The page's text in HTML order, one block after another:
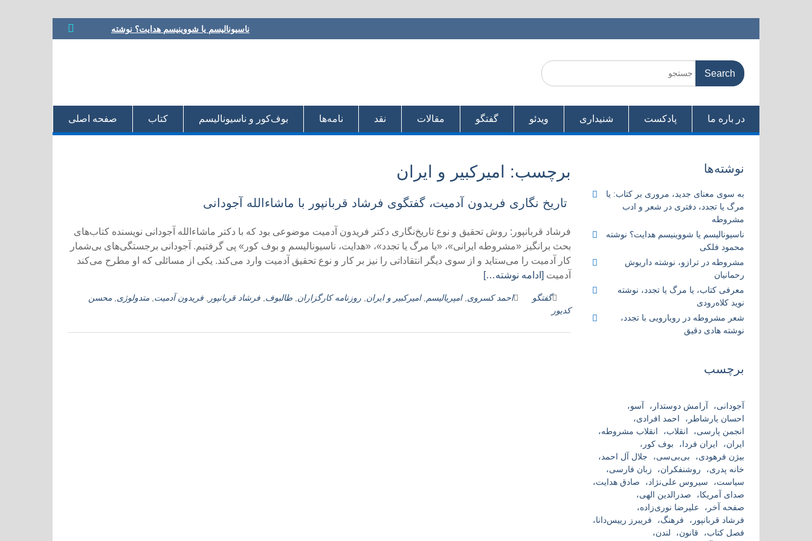
ناسیونالیسم یا شووینیسم هدایت؟ نوشته
محمود فلکی
هادی دقیق
به سوی معنای جدید، مروری بر کتاب:‌ یا مرگ
یا تجدد، دفتری در شعر و ادب مشروطه
Search
for:
صفحه اصلی‌ کتاب بو‌ف‌کور و ناسیونالیسم نامه‌ها نقد مقالات گفتگو ویدئو شنیداری پادکست در باره ما
برچسب: امیركبیر و ایران
تاریخ نگاری فریدون آدمیت، گفتگوی فرشاد قربانپور با ماشاءالله آجودانی
فرشاد قربانپور: روش تحقیق و نوع تاریخ‌نگاری دكتر فریدون آدمیت موضوعی بود كه با دكتر ماشاءالله آجودانی نویسنده كتاب‌های
بحث برانگیز «مشروطه ایرانی»، «یا مرگ یا تجدد»، «هدایت، ناسیونالیسم و بوف كور» پی گرفتیم. آجودانی برجستگی‌های بی‌شمار
كار آدمیت را می‌ستاید و از سوی دیگر انتقاداتی را نیز بر كار و نوع تحقیق آدمیت وارد می‌كند. یكی از مسائلی كه او مطرح می‌كند
آدمیت [ادامه نوشته…]
گفتگو احمد كسروی ,امپریالیسم ,امیركبیر و ایران ,روزنامه کارگزاران ,طالبوف ,فرشاد قربانپور ,فریدون آدمیت ,متدولوژی ,محسن
کدیور
نوشته‌ها
به سوی معنای جدید، مروری بر کتاب:‌ یا
مرگ یا تجدد، دفتری در شعر و ادب
مشروطه
ناسیونالیسم یا شووینیسم هدایت؟ نوشته
محمود فلکی
مشروطه در ترازو، نوشته داریوش
رحمانیان
معرفی کتاب، یا مرگ یا تجدد، نوشته
نوید کلاه‌رودی
شعر مشروطه در رویارویی با تجدد،
نوشته هادی دقیق
برچسب
آجودانی آرامش دوستدار
آسو
احسان یارشاطر
احمد افرادی
انجمن پارسی
انقلاب
انقلاب مشروطه
ایران
ایران فردا
بوف کور
بیژن فرهودی
بی‌بی‌سی
جلال آل احمد
خانه پدری
روشنفکران
زبان فارسی
سیاست
سیروس علی‌نژاد
صادق هدایت
صدای آمریکا
صدرالدین الهی
صفحه آخر
علیرضا نوری‌زاده
فرشاد قربانپور
فرهنگ
فریبرز رییس‌دانا
فصل کتاب
قانون
لندن